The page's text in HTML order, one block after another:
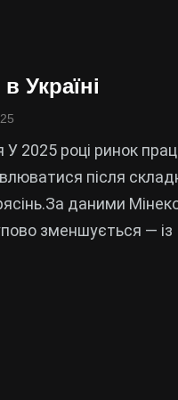
Україні
2025 році ринок
після
даними
зменшується — із